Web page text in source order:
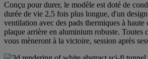
Conçu pour durer, le modèle est doté de
durée de vie 2,5 fois plus longue, d'un
ventilation avec des pads thermiques à
plaque arrière en aluminium robuste. Toutes
vous mèneront à la victoire, session après